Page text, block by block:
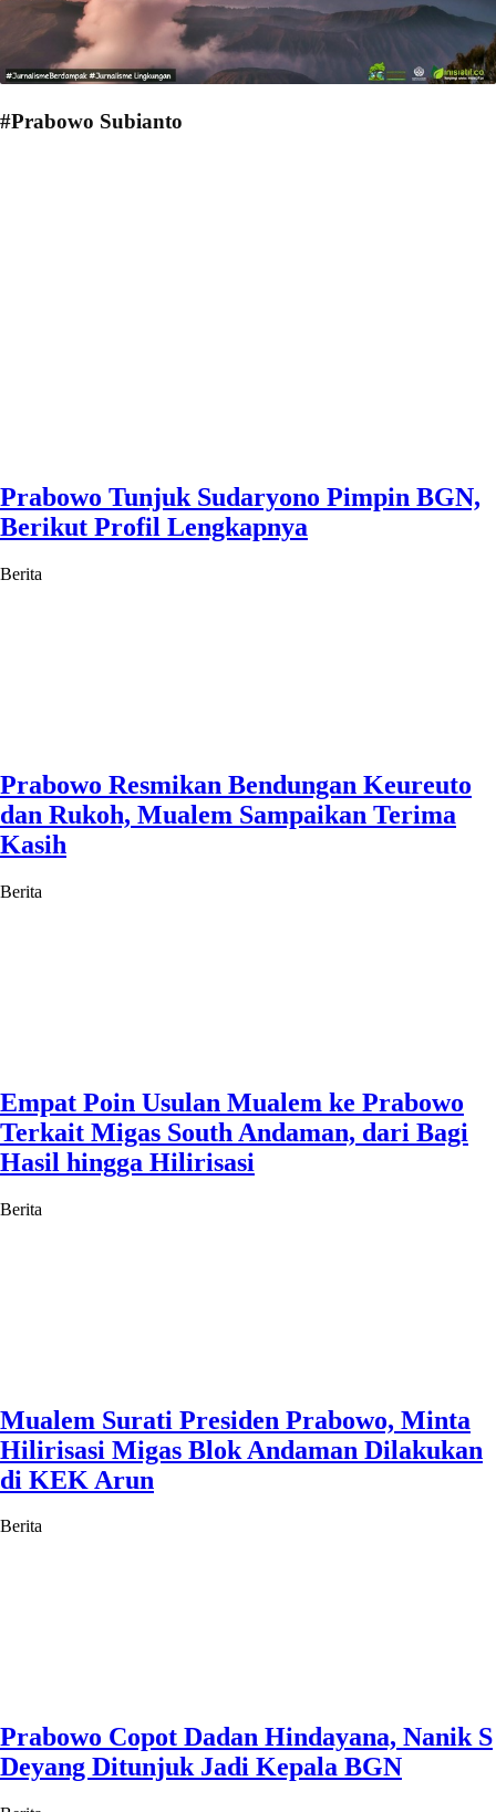
#Prabowo Subianto
Prabowo Tunjuk Sudaryono Pimpin BGN,
Berikut Profil Lengkapnya
Berita
Prabowo Resmikan Bendungan Keureuto
dan Rukoh, Mualem Sampaikan Terima
Kasih
Berita
Empat Poin Usulan Mualem ke Prabowo
Terkait Migas South Andaman, dari Bagi
Hasil hingga Hilirisasi
Berita
Mualem Surati Presiden Prabowo, Minta
Hilirisasi Migas Blok Andaman Dilakukan
di KEK Arun
Berita
Prabowo Copot Dadan Hindayana, Nanik S
Deyang Ditunjuk Jadi Kepala BGN